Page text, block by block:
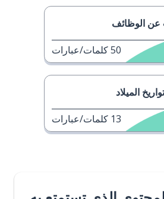
عن الوظائف
50كلمات/عبارات
الميلاد
13 كلمات/عبارات